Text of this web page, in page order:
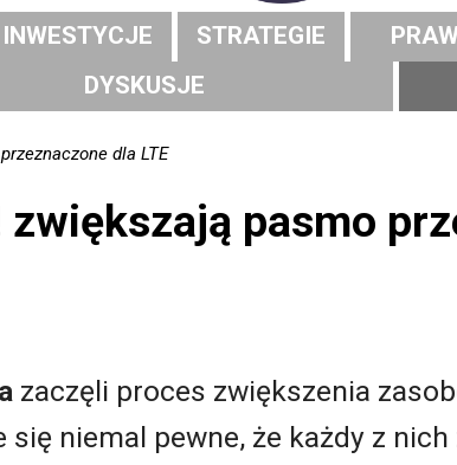
INWESTYCJE STRATEGIE
DYSKUSJE
dla LTE
pasmo
zaczęli proces zwiększenia
się niemal pewne, że każdy z